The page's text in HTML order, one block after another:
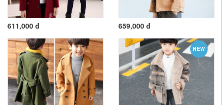
611,000 đ 659,000 đ
NEW